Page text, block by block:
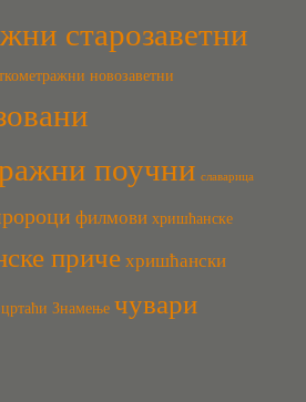
старозаветни
новозаветни
поучни славарица
филмови хришћанске
приче хришћански
цртаћи Знамење чувари